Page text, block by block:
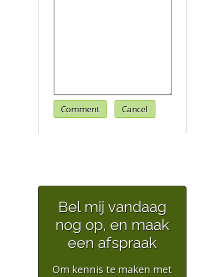
Comment Cancel
Bel mij vandaag
nog op, en maak
een afspraak
Om kennis te maken met